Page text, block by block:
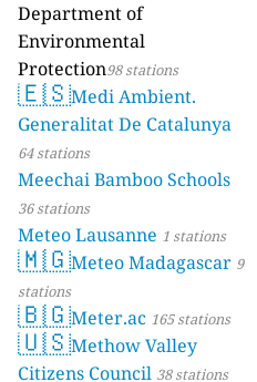
Department of
Environmental
Protection98 stations
🇪🇸Medi Ambient.
Generalitat De Catalunya
64 stations
Meechai Bamboo Schools
36 stations
Meteo Lausanne 1 stations
🇲🇬Meteo Madagascar 9
stations
🇧🇬Meter.ac 165 stations
🇺🇸Methow Valley
Citizens Council 38 stations